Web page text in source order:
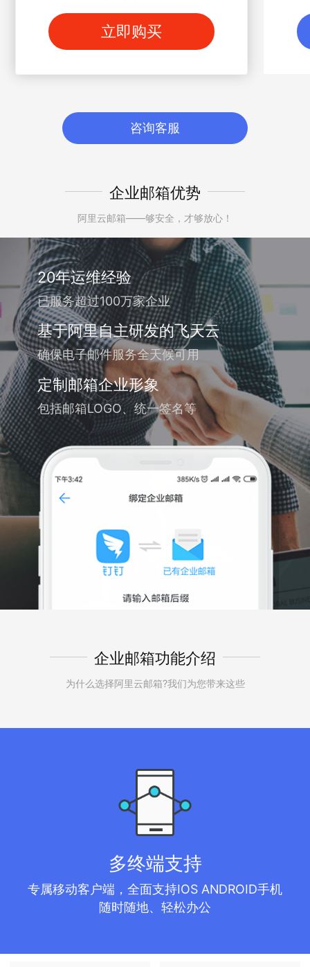
立即购买
咨询客服
企业邮箱优势
阿里云邮箱——够安全，才够放心！
20年运维经验
已服务超过100万家企业
基于阿里自主研发的飞天云
确保电子邮件服务全天候可用
定制邮箱企业形象
包括邮箱LOGO、统一签名等
企业邮箱功能介绍
为什么选择阿里云邮箱?我们为您带来这些
多终端支持
专属移动客户端，全面支持IOS ANDROID手机
随时随地、轻松办公